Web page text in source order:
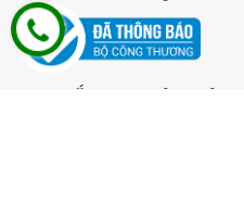
MUA SẮM NGUYÊN LIỆU